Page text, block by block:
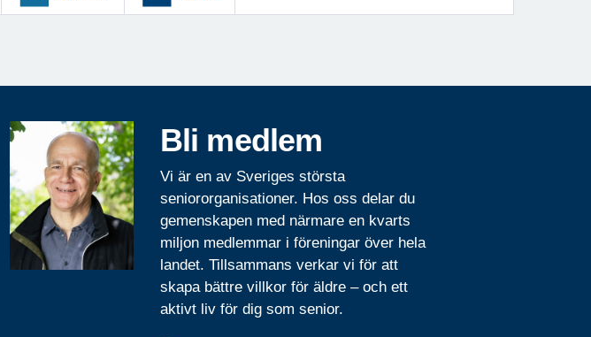
Bli medlem
Vi är en av Sveriges största
seniororganisationer. Hos oss delar du
gemenskapen med närmare en kvarts
miljon medlemmar i föreningar över hela
landet. Tillsammans verkar vi för att
skapa bättre villkor för äldre – och ett
aktivt liv för dig som senior.